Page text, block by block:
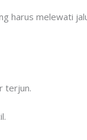
harus melewati
terjun.